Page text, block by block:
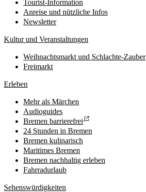
Tourist-Information
Anreise und nützliche Infos
Newsletter
Kultur und Veranstaltungen
Weihnachtsmarkt und Schlachte-Zauber
Freimarkt
Erleben
Mehr als Märchen
Audioguides
Bremen barrierefrei
24 Stunden in Bremen
Bremen kulinarisch
Maritimes Bremen
Bremen nachhaltig erleben
Fahrradurlaub
Sehenswürdigkeiten